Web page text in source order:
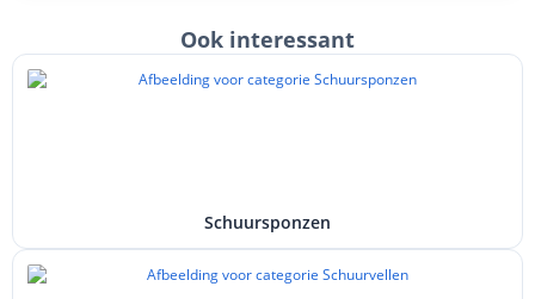
Ook interessant
Schuursponzen